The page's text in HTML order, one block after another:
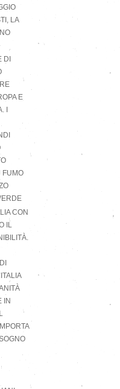
LA
DI
E
I
FUMO
CON
IL
IN